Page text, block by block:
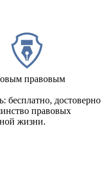
правовым
бесплатно, достоверно
правовых
жизни.